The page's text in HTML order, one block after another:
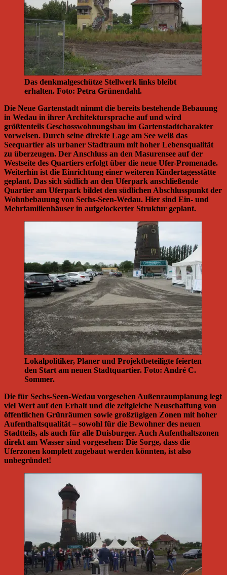
Das denkmalgeschütze Stellwerk links bleibt
erhalten. Foto: Petra Grünendahl.
Die Neue Gartenstadtnimmt die bereits bestehende Bebauung
in Wedau in ihrer Architektursprache auf und wird
größtenteils Geschosswohnungsbau im Gartenstadtcharakter
vorweisen. Durch seine direkte Lage am See weiß das
Seequartier als urbaner Stadtraum mit hoher Lebensqualität
zu überzeugen. Der Anschluss an den Masurensee auf der
Westseite des Quartiers erfolgt über die neue Ufer-Promenade.
Weiterhin ist die Einrichtung einer weiteren Kindertagesstätte
geplant. Das sich südlich an den Uferpark anschließende
Quartier am Uferpark bildet den südlichen Abschlusspunkt der
Wohnbebauung von Sechs-Seen-Wedau. Hier sind Ein- und
Mehrfamilienhäuser in aufgelockerter Struktur geplant.
Lokalpolitiker, Planer und Projektbeteiligte feierten
den Start am neuen Stadtquartier. Foto: André C.
Sommer.
Die für Sechs-Seen-Wedau vorgesehen Außenraumplanung legt
viel Wert auf den Erhalt und die zeitgleiche Neuschaffung von
öffentlichen Grünräumen sowie großzügigen Zonen mit hoher
Aufenthaltsqualität – sowohl für die Bewohner des neuen
Stadtteils, als auch für alle Duisburger. Auch Aufenthaltszonen
direkt am Wasser sind vorgesehen: Die Sorge, dass die
Uferzonen komplett zugebaut werden könnten, ist also
unbegründet!